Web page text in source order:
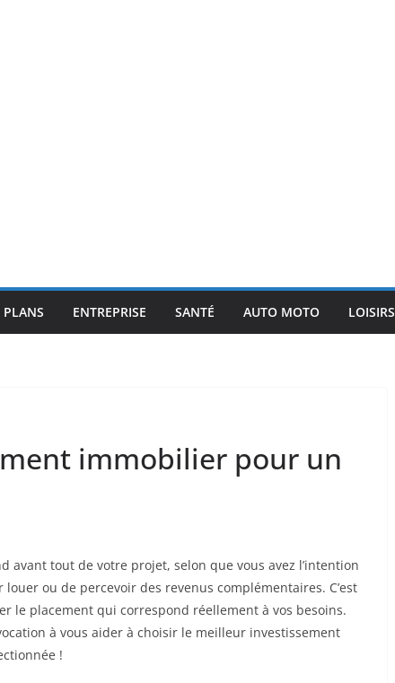
PLANS ENTREPRISE SANTÉ AUTO MOTO LOISIRS
immobilier pour un
tout de votre projet, selon que vous avez l’intention
ou de percevoir des revenus complémentaires. C’est
le placement qui correspond réellement à vos besoins.
à vous aider à choisir le meilleur investissement
!